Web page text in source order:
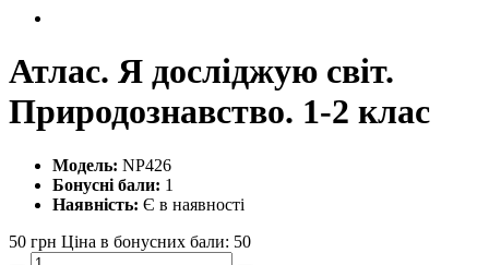
Атлас. Я досліджую світ.
Природознавство. 1-2 клас
Модель: NP426
Бонусні бали: 1
Наявність: Є в наявності
50 грн Ціна в бонусних бали: 50